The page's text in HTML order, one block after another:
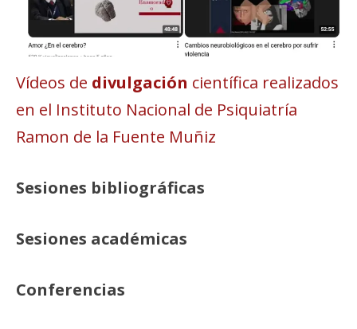
Vídeos de divulgación científica realizados
en el Instituto Nacional de Psiquiatría
Ramon de la Fuente Muñiz
Sesiones bibliográficas
Sesiones académicas
Conferencias